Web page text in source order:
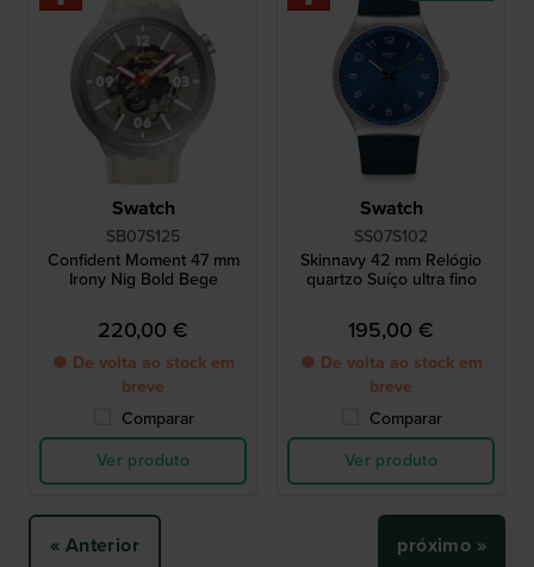
Swatch
SB07S125
Confident Moment 47 mm
Irony Nig Bold Bege
220,00 €
● De volta ao stock em
breve
Comparar
Ver produto
Swatch
SS07S102
Skinnavy 42 mm Relógio
quartzo Suíço ultra fino
195,00 €
● De volta ao stock em
breve
Comparar
Ver produto
« Anterior próximo »